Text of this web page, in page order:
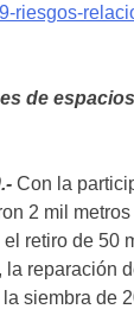
riesgos-
de
Con la
2 mil
retiro de 50
reparación
siembra de